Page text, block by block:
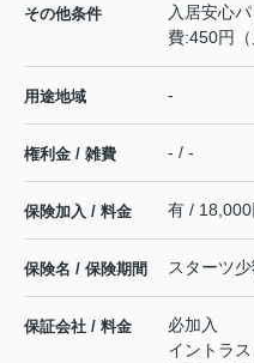
その他条件
入居安心
費:450円（
用途地域 -
権利金 / 雑費 - / -
保険加入 / 料金 有 / 18,000
保険名 / 保険期間 スターツ
保証会社 / 料金
必加入
イントラス